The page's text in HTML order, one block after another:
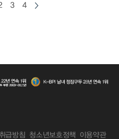
3 4
급방침 청소년보호정책 이용약관